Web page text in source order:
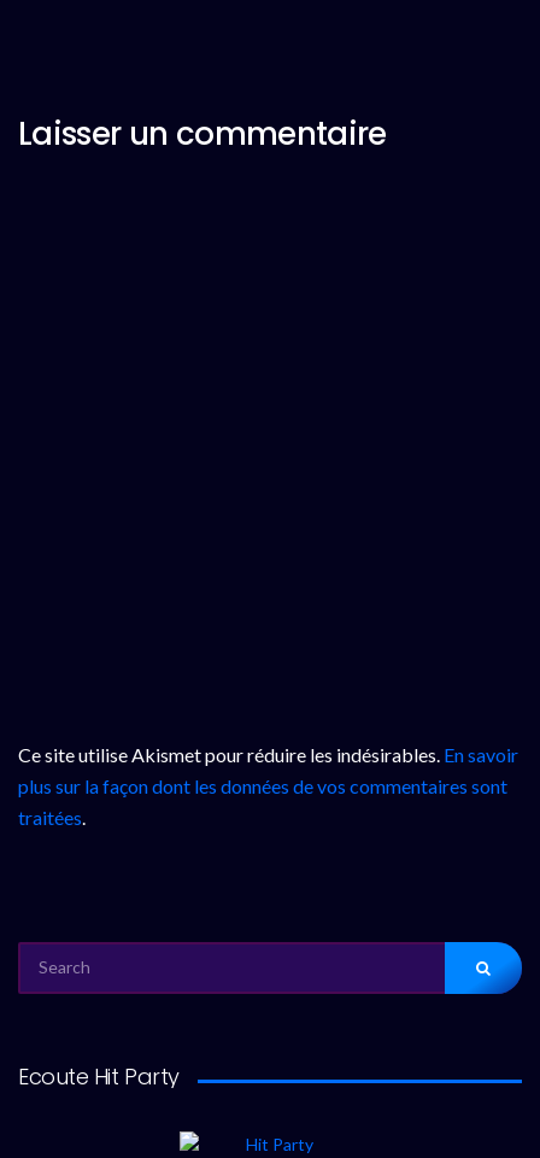
Laisser un commentaire
Ce site utilise Akismet pour réduire les indésirables. En savoir
plus sur la façon dont les données de vos commentaires sont
traitées.
FOR:
Ecoute Hit Party